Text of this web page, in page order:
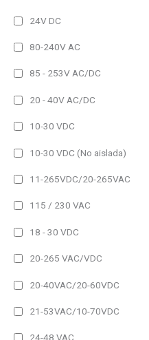
Entrada
Repetidor Profinet
Temperatura/Humedad
Repetidor RS232/485
Repetidor Profibus
Repetidor Devicenet
Repetidor Ethernet
Uso
24V DC
80-240V AC
85 - 253V AC/DC
20 - 40V AC/DC
10-30 VDC
10-30 VDC (No aislada)
11-265VDC/20-265VAC
115 / 230 VAC
18 - 30 VDC
20-265 VAC/VDC
20-40VAC/20-60VDC
21-53VAC/10-70VDC
24-48 VAC